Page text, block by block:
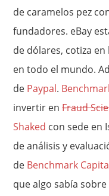
de caramelos pez
fundadores. eBay
de dólares, cotiza
en todo el mundo.
de Paypal.
invertir enFraud
Shaked con sede en
de análisis y
de Benchmark
que algo sabía